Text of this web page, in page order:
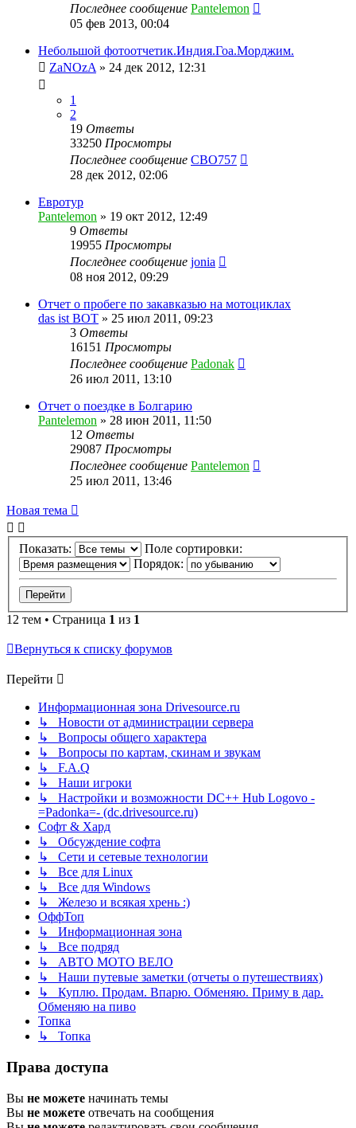
Последнее сообщение Pantelemon
05 фев 2013, 00:04
Небольшой фотоотчетик.Индия.Гоа.Морджим.
ZaNOzA » 24 дек 2012, 12:31
1
2
19 Ответы
33250 Просмотры
Последнее сообщение CBO757
28 дек 2012, 02:06
Евротур
Pantelemon » 19 окт 2012, 12:49
9 Ответы
19955 Просмотры
Последнее сообщение jonia
08 ноя 2012, 09:29
Отчет о пробеге по закавказью на мотоциклах
das ist BOT » 25 июл 2011, 09:23
3 Ответы
16151 Просмотры
Последнее сообщение Padonak
26 июл 2011, 13:10
Отчет о поездке в Болгарию
Pantelemon » 28 июн 2011, 11:50
12 Ответы
29087 Просмотры
Последнее сообщение Pantelemon
25 июл 2011, 13:46
Новая тема
Показать:
Поле сортировки:
Порядок:
12 тем • Страница 1 из 1
Вернуться к списку форумов
Перейти
Информационная зона Drivesource.ru
↳ Новости от администрации сервера
↳ Вопросы общего характера
↳ Вопросы по картам, скинам и звукам
↳ F.A.Q
↳ Наши игроки
↳ Настройки и возможности DC++ Hub Logovo -
=Padonka=- (dc.drivesource.ru)
Софт & Хард
↳ Обсуждение софта
↳ Сети и сетевые технологии
↳ Все для Linux
↳ Все для Windows
↳ Железо и всякая хрень :)
ОффТоп
↳ Информационная зона
↳ Все подряд
↳ АВТО МОТО ВЕЛО
↳ Наши путевые заметки (отчеты о путешествиях)
↳ Куплю. Продам. Впарю. Обменяю. Приму в дар.
Обменяю на пиво
Топка
↳ Топка
Права доступа
Вы не можете начинать темы
Вы не можете отвечать на сообщения